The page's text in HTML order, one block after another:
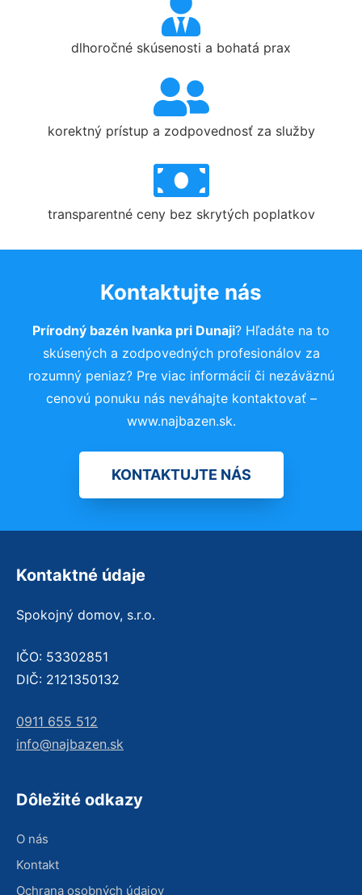
dlhoročné skúsenosti a bohatá prax
korektný prístup a zodpovednosť za služby
transparentné ceny bez skrytých poplatkov
Kontaktujte nás
Prírodný bazén Ivanka pri Dunaji? Hľadáte na to
skúsených a zodpovedných profesionálov za
rozumný peniaz? Pre viac informácií či nezáväznú
cenovú ponuku nás neváhajte kontaktovať –
www.najbazen.sk.
KONTAKTUJTE NÁS
Kontaktné údaje
Spokojný domov, s.r.o.
IČO: 53302851
DIČ: 2121350132
0911 655 512
info@najbazen.sk
Dôležité odkazy
O nás
Kontakt
Ochrana osobných údajov